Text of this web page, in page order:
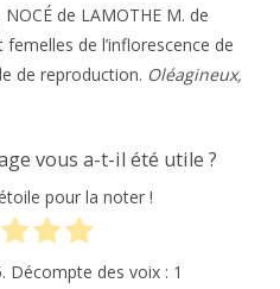
NOCÉ de LAMOTHE M. de
femelles del’inflorescence de
dereproduction. Oléagineux,
vous a-t-il été utile ?
pour la noter !
Décompte des voix : 1